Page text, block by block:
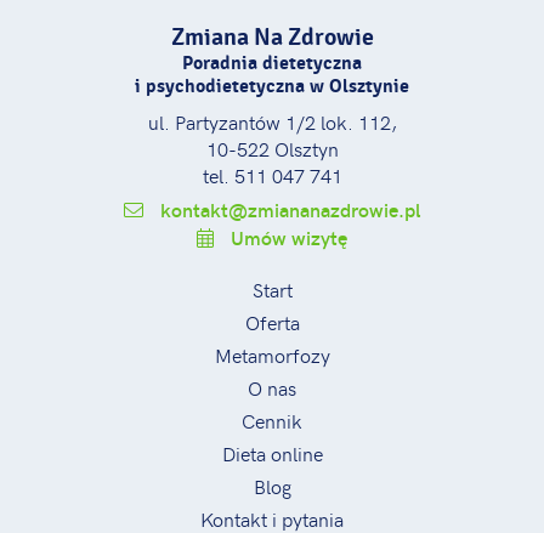
Zmiana Na Zdrowie
Poradnia dietetyczna
i psychodietetyczna w Olsztynie
ul. Partyzantów 1/2 lok. 112,
10-522 Olsztyn
tel. 511 047 741
kontakt@zmiananazdrowie.pl
Umów wizytę
Start
Oferta
Metamorfozy
O nas
Cennik
Dieta online
Blog
Kontakt i pytania